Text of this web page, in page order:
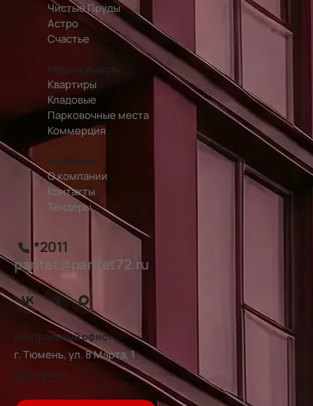
Чистые Пруды
Астро
Счастье
Недвижимость
Квартиры
Кладовые
Парковочные места
Коммерция
Компания
О компании
Контакты
Тендеры
*2011
paritet@paritet72.ru
Центральный офис
г. Тюмень, ул. 8 Марта, 1
Все офисы